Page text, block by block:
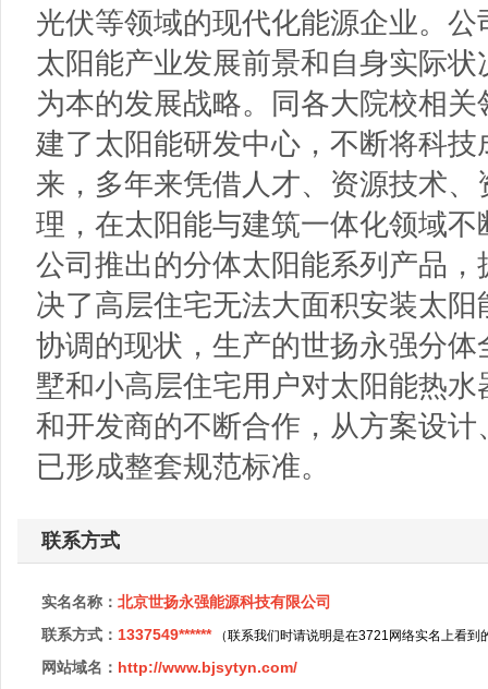
光伏等领域的现代化能源企业。
太阳能产业发展前景和自身实际
为本的发展战略。同各大院校相
建了太阳能研发中心，不断将科
来，多年来凭借人才、资源技术
理，在太阳能与建筑一体化领域
公司推出的分体太阳能系列产品
决了高层住宅无法大面积安装太
协调的现状，生产的世扬永强分
墅和小高层住宅用户对太阳能热
和开发商的不断合作，从方案设
已形成整套规范标准。
联系方式
实名名称： 北京世扬永强能源科技有限公司
联系方式： 1337549******（联系我们时请说明是在3721网络实名上看到
网站域名： http://www.bjsytyn.com/